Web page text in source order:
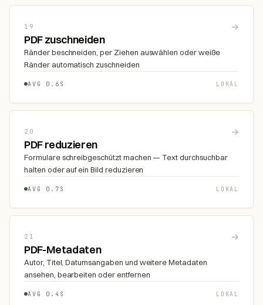
19 →
PDF zuschneiden
Ränder beschneiden, per Ziehen auswählen oder weiße
Ränder automatisch zuschneiden
AVG 0.6S LOKAL
20 →
PDF reduzieren
Formulare schreibgeschützt machen — Text durchsuchbar
halten oder auf ein Bild reduzieren
AVG 0.7S LOKAL
21 →
PDF-Metadaten
Autor, Titel, Datumsangaben und weitere Metadaten
ansehen, bearbeiten oder entfernen
AVG 0.4S LOKAL